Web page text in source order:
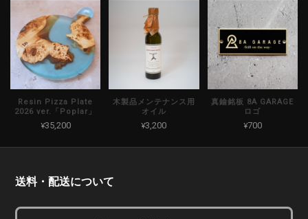
Resin Pizza Plate
2026 ver.「Poplar」
¥35,200
木製品メンテナンス用
オイル
¥3,200
真鍮銘板 8A GARAGE
ロゴ
¥700
送料・配送について